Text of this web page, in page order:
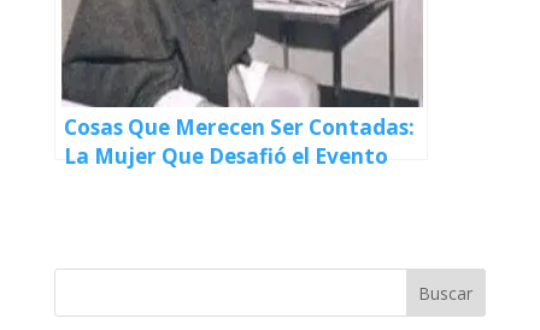
Cosas Que Merecen Ser Contadas:
La Mujer Que Desafió el Evento
Buscar